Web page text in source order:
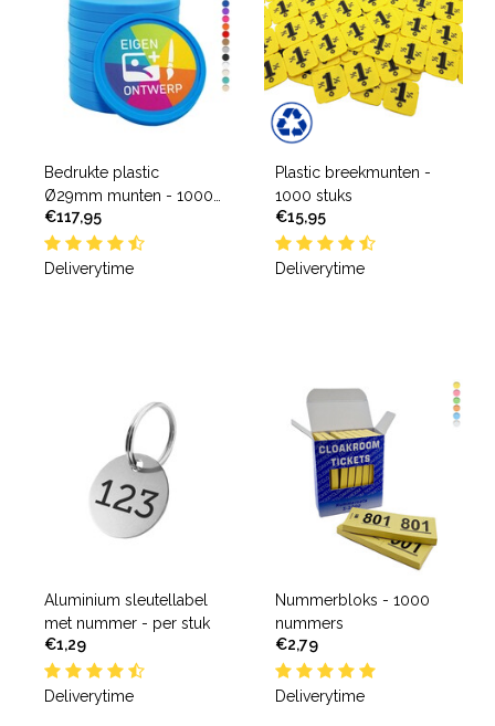
Bedrukte plastic
Ø29mm munten - 1000
stuks
€117,95
Deliverytime
Plastic breekmunten -
1000 stuks
€15,95
Deliverytime
Aluminium sleutellabel
met nummer - per stuk
€1,29
Deliverytime
Nummerbloks - 1000
nummers
€2,79
Deliverytime